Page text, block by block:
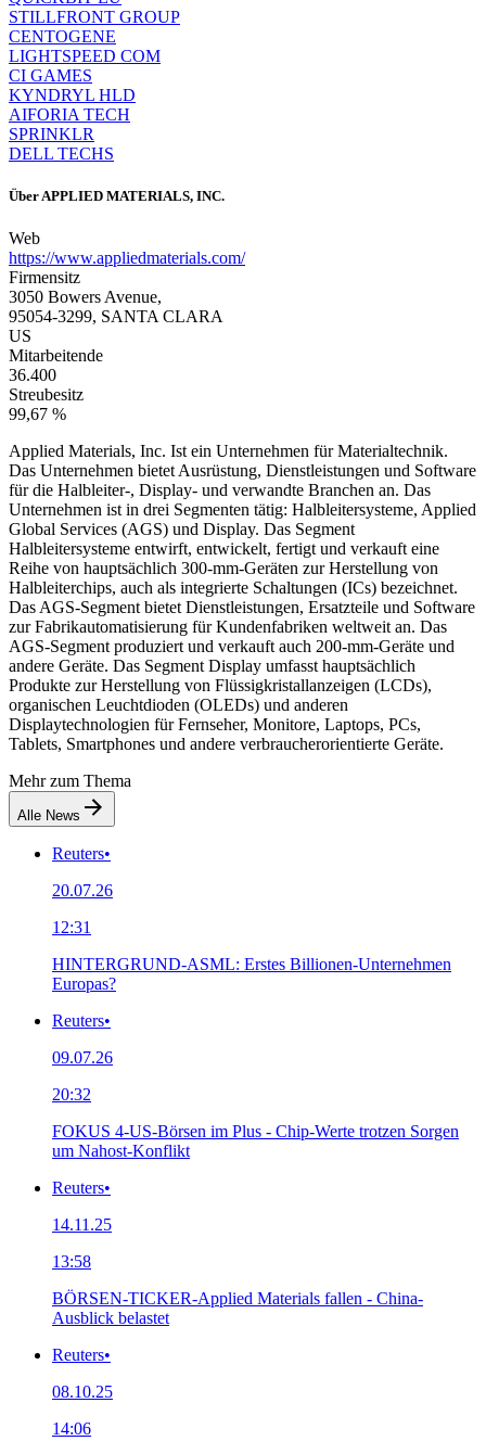
STILLFRONT GROUP
CENTOGENE
LIGHTSPEED COM
CI GAMES
KYNDRYL HLD
AIFORIA TECH
SPRINKLR
DELL TECHS
Über APPLIED MATERIALS, INC.
Web
https://www.appliedmaterials.com/
Firmensitz
3050 Bowers Avenue,
95054-3299, SANTA CLARA
US
Mitarbeitende
36.400
Streubesitz
99,67 %
Applied Materials, Inc. Ist ein Unternehmen für Materialtechnik.
Das Unternehmen bietet Ausrüstung, Dienstleistungen und Software
für die Halbleiter-, Display- und verwandte Branchen an. Das
Unternehmen ist in drei Segmenten tätig: Halbleitersysteme, Applied
Global Services (AGS) und Display. Das Segment
Halbleitersysteme entwirft, entwickelt, fertigt und verkauft eine
Reihe von hauptsächlich 300-mm-Geräten zur Herstellung von
Halbleiterchips, auch als integrierte Schaltungen (ICs) bezeichnet.
Das AGS-Segment bietet Dienstleistungen, Ersatzteile und Software
zur Fabrikautomatisierung für Kundenfabriken weltweit an. Das
AGS-Segment produziert und verkauft auch 200-mm-Geräte und
andere Geräte. Das Segment Display umfasst hauptsächlich
Produkte zur Herstellung von Flüssigkristallanzeigen (LCDs),
organischen Leuchtdioden (OLEDs) und anderen
Displaytechnologien für Fernseher, Monitore, Laptops, PCs,
Tablets, Smartphones und andere verbraucherorientierte Geräte.
Mehr zum Thema
Alle News
Reuters•
20.07.26
12:31
HINTERGRUND-ASML: Erstes Billionen-Unternehmen
Europas?
Reuters•
09.07.26
20:32
FOKUS 4-US-Börsen im Plus - Chip-Werte trotzen Sorgen
um Nahost-Konflikt
Reuters•
14.11.25
13:58
BÖRSEN-TICKER-Applied Materials fallen - China-
Ausblick belastet
Reuters•
08.10.25
14:06